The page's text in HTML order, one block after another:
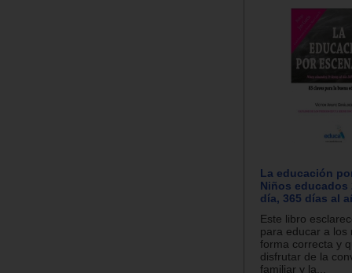
La educación
Niños educados
día, 365 días al
Este libro
para educar a los
forma correcta y
disfrutar de la
familiar y la...